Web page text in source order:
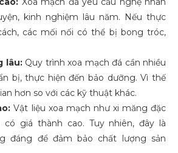
kinh nghiệm lâu năm. Nếu thực
các mối nối có thể bị bong tróc,
lâu:Quy trình xoa mạch đá cần nhiều
bị, thực hiện đến bảo dưỡng. Vì thế
hơn so với các kỹ thuật khác.
Vật liệu xoa mạch như xi măng đặc
giá thành cao. Tuy nhiên, đây là
đáng để đảm bảo chất lượng sản